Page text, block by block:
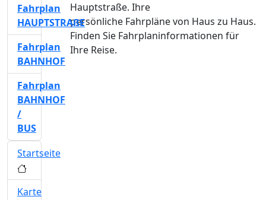
Hauptstraße. Ihre
persönliche Fahrpläne von Haus zu Haus.
Finden Sie Fahrplaninformationen für
Ihre Reise.
Fahrplan
HAUPTSTRAßE
Fahrplan
BAHNHOF
Fahrplan
BAHNHOF
/
BUS
Startseite
Karte